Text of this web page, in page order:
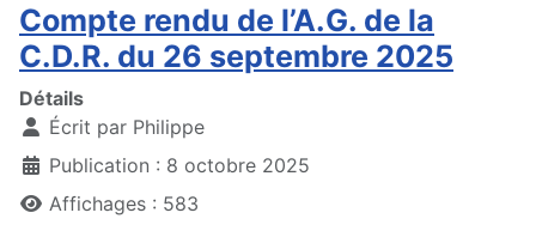
Compte rendu de l’A.G. de la
C.D.R. du 26 septembre 2025
Détails
Écrit par Philippe
Publication : 8 octobre 2025
Affichages : 583